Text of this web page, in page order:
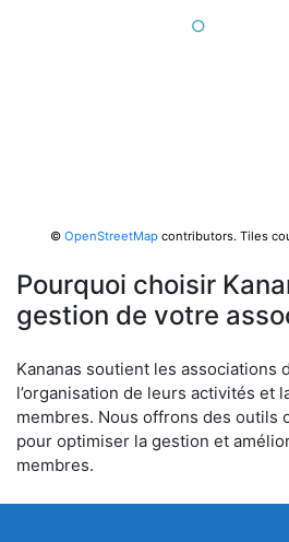
© OpenStreetMapcontributors. Tiles
Pourquoi choisir
gestion de votre
Kananas soutient les associations
l’organisation de leurs activités et
membres. Nous offrons des outils
pour optimiser la gestion et
membres.